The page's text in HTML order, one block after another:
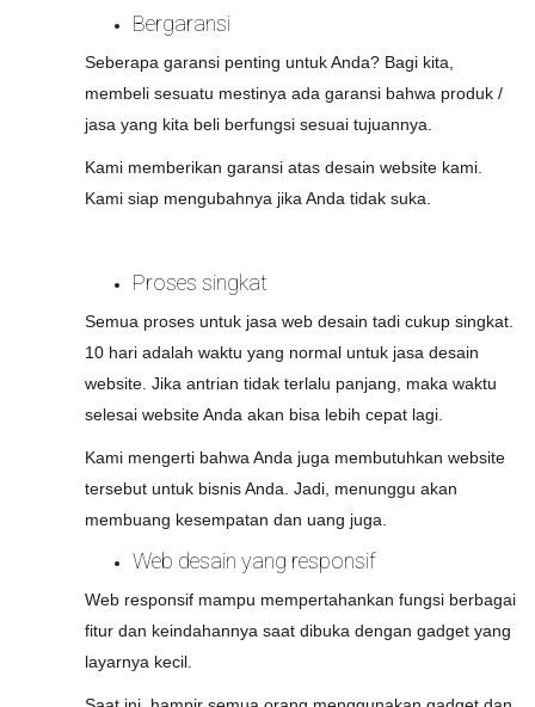
Bergaransi
Seberapa garansi penting untuk Anda? Bagi kita,
membeli sesuatu mestinya ada garansi bahwa produk /
jasa yang kita beli berfungsi sesuai tujuannya.
Kami memberikan garansi atas desain website kami.
Kami siap mengubahnya jika Anda tidak suka.
Proses singkat
Semua proses untuk jasa web desain tadi cukup singkat.
10 hari adalah waktu yang normal untuk jasa desain
website. Jika antrian tidak terlalu panjang, maka waktu
selesai website Anda akan bisa lebih cepat lagi.
Kami mengerti bahwa Anda juga membutuhkan website
tersebut untuk bisnis Anda. Jadi, menunggu akan
membuang kesempatan dan uang juga.
Web desain yang responsif
Web responsif mampu mempertahankan fungsi berbagai
fitur dan keindahannya saat dibuka dengan gadget yang
layarnya kecil.